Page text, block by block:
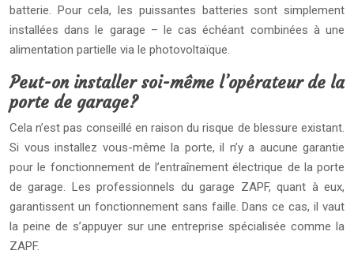
batterie. Pour cela, les puissantes batteries sont simplement
installées dans le garage – le cas échéant combinées à une
alimentation partielle via le photovoltaïque.
Peut-on installer soi-même l’opérateur de la
porte de garage?
Cela n’est pas conseillé en raison du risque de blessure existant.
Si vous installez vous-même la porte, il n’y a aucune garantie
pour le fonctionnement de l’entraînement électrique de la porte
de garage. Les professionnels du garage ZAPF, quant à eux,
garantissent un fonctionnement sans faille. Dans ce cas, il vaut
la peine de s’appuyer sur une entreprise spécialisée comme la
ZAPF.